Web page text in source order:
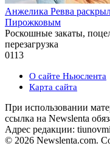
Анжелика Ревва
Пирожковым
Роскошные закаты,
перезагрузка
0113
О сайте Ньюслента
Карта сайта
При использовании
ссылка на Newslenta
Адрес редакции:
© 2026 Newslenta.com.